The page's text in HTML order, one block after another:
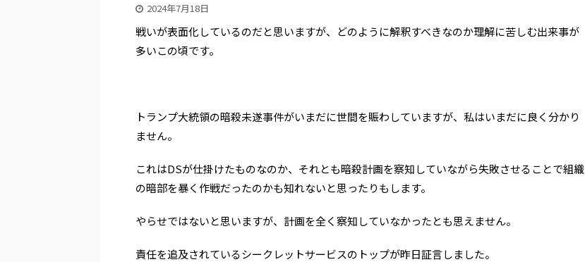
2024年7月18日
戦いが表面化しているのだと思いますが、どのように解釈すべきなのか理解に苦しむ出来事が
多いこの頃です。
トランプ大統領の暗殺未遂事件がいまだに世間を賑わしていますが、私はいまだに良く分かり
ません。
これはDSが仕掛けたものなのか、それとも暗殺計画を察知していながら失敗させることで組織
の暗部を暴く作戦だったのかも知れないと思ったりもします。
やらせではないと思いますが、計画を全く察知していなかったとも思えません。
責任を追及されているシークレットサービスのトップが昨日証言しました。